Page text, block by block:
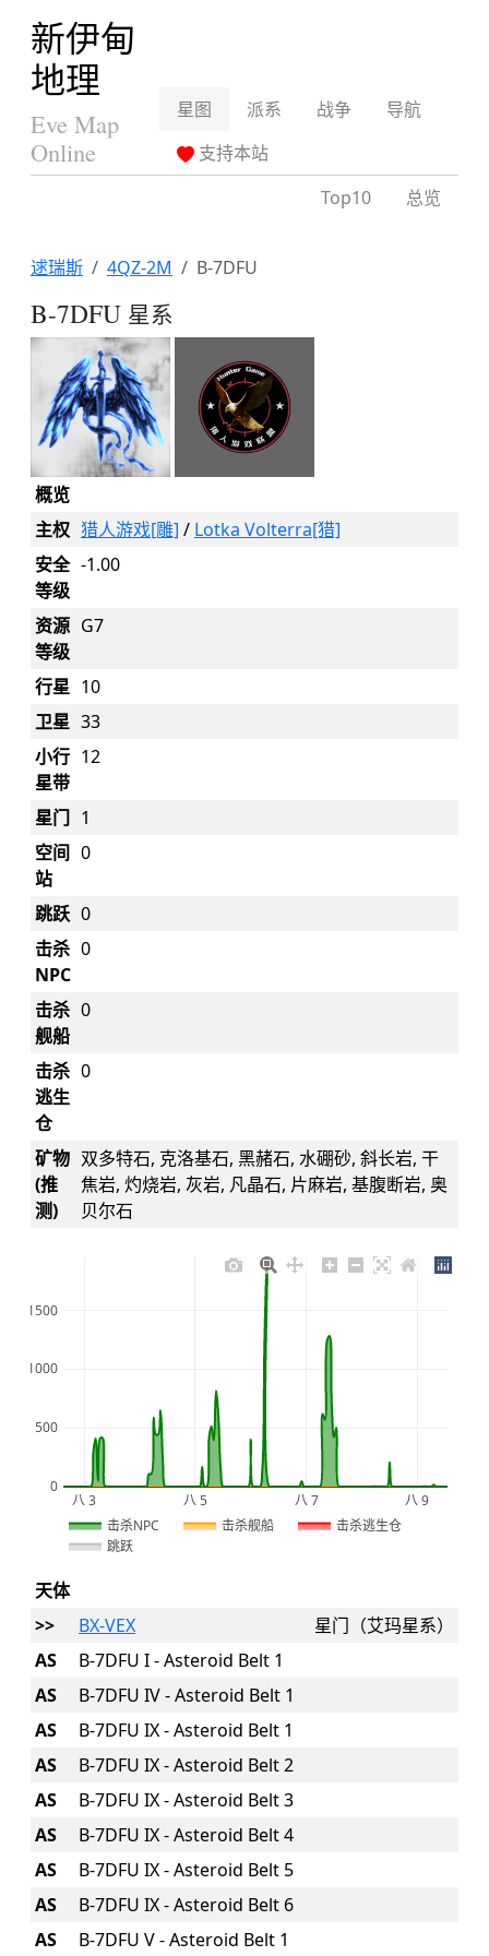
新伊甸
地理
Eve Map
Online
星图 派系 战争
导航
支持本站
总览
Top10
逑瑞斯 4QZ-2M B-7DFU
B-7DFU 星系
概览
主权 猎人游戏[雕] / Lotka Volterra[猎]
安全
等级
-1.00
资源
等级
G7
行星 10
卫星 33
小行
星带
12
星门 1
空间
站
0
跳跃 0
击杀
NPC
0
击杀
舰船
0
击杀
逃生
仓
0
矿物
(推
测)
双多特石, 克洛基石, 黑赭石, 水硼砂, 斜长岩, 干
焦岩, 灼烧岩, 灰岩, 凡晶石, 片麻岩, 基腹断岩, 奥
贝尔石
八 3
2026
八 5 八 7 八 9
0
500
1000
1500
击杀NPC 击杀舰船
击杀逃生仓
跳跃
天体
>>
BX-VEX
星门（艾玛星系）
AS
B-7DFU I - Asteroid Belt 1
AS
B-7DFU IV - Asteroid Belt 1
AS
B-7DFU IX - Asteroid Belt 1
AS
B-7DFU IX - Asteroid Belt 2
AS
B-7DFU IX - Asteroid Belt 3
AS
B-7DFU IX - Asteroid Belt 4
AS
B-7DFU IX - Asteroid Belt 5
AS
B-7DFU IX - Asteroid Belt 6
AS
B-7DFU V - Asteroid Belt 1